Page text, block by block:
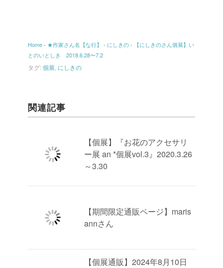
Home › ★作家さん名【な行】 › にしきの ›
【にしきのさん個展】い
とのいとしき 2018.6.28〜7.2
タグ:個展 にしきの
関連記事
【個展】『お花のアクセサリ
ー展 an *個展vol.3』2020.3.26
～3.30
【期間限定通販ページ】maris
annさん
【個展通販】2024年8月10日